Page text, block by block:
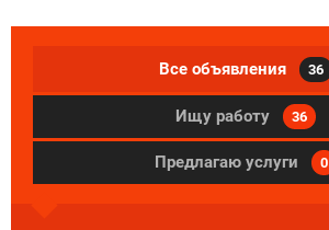
Все объявления 36
Ищу работу 36
Предлагаю услуги 0